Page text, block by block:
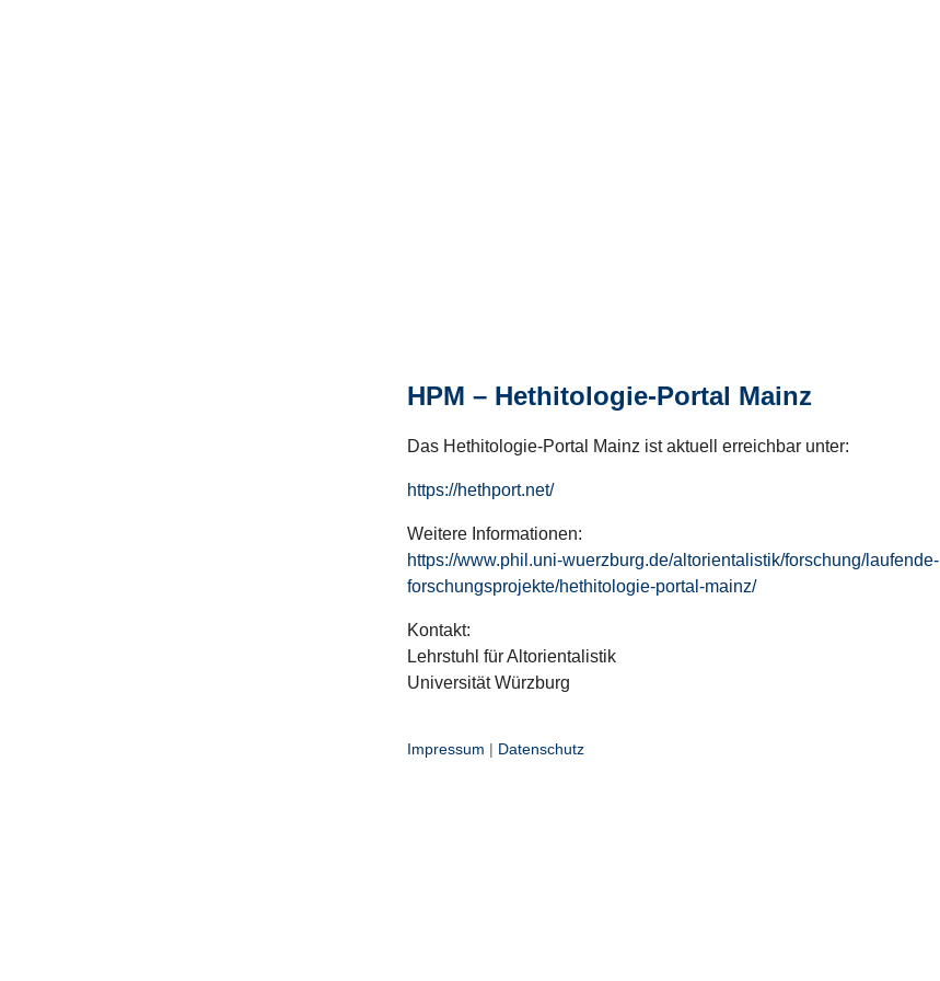
HPM – Hethitologie-Portal Mainz
Das Hethitologie-Portal Mainz ist aktuell erreichbar unter:
https://hethport.net/
Weitere Informationen:
https://www.phil.uni-wuerzburg.de/altorientalistik/forschung/laufende-
forschungsprojekte/hethitologie-portal-mainz/
Kontakt:
Lehrstuhl für Altorientalistik
Universität Würzburg
Impressum | Datenschutz